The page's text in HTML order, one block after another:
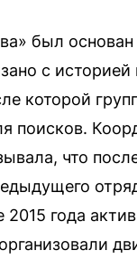
был основан
с
которой
поисков.
что
2015 года